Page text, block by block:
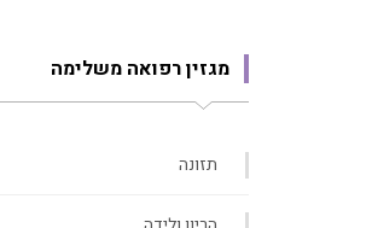
מגזין רפואה משלימה
תזונה